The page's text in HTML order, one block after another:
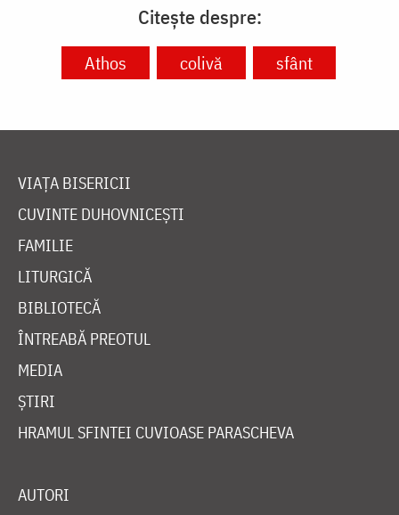
Citește despre:
Athos colivă sfânt
VIAȚA BISERICII
CUVINTE DUHOVNICEȘTI
FAMILIE
LITURGICĂ
BIBLIOTECĂ
ÎNTREABĂ PREOTUL
MEDIA
ȘTIRI
HRAMUL SFINTEI CUVIOASE PARASCHEVA
AUTORI